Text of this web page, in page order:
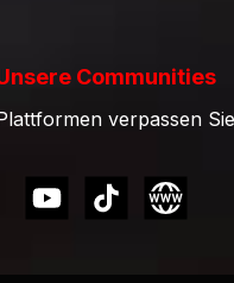
Communities
verpassen
YouTubehttps://Website